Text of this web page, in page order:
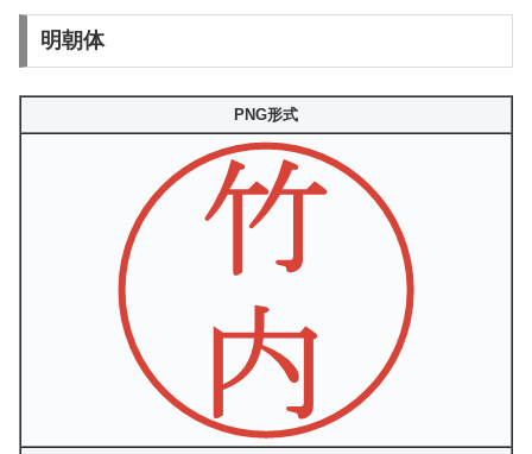
明朝体
PNG形式